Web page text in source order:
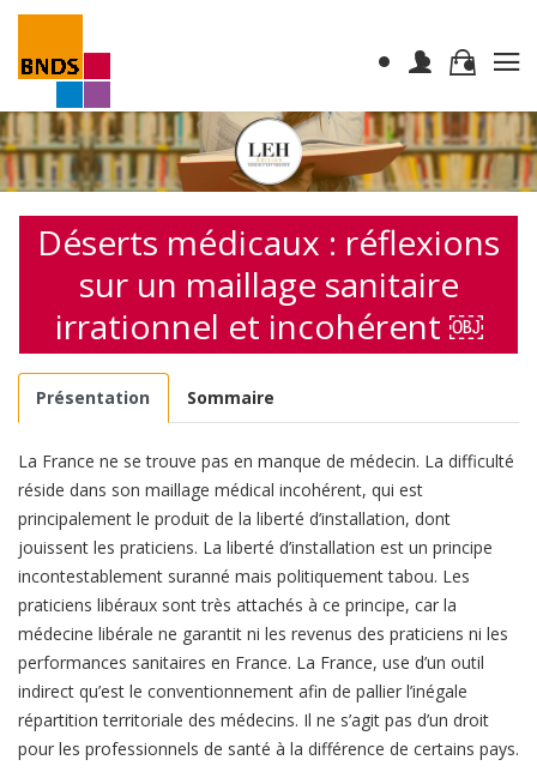
Déserts médicaux : réflexions
sur un maillage sanitaire
irrationnel et incohérent ￼
Présentation Sommaire
La France ne se trouve pas en manque de médecin. La difficulté
réside dans son maillage médical incohérent, qui est
principalement le produit de la liberté d’installation, dont
jouissent les praticiens. La liberté d’installation est un principe
incontestablement suranné mais politiquement tabou. Les
praticiens libéraux sont très attachés à ce principe, car la
médecine libérale ne garantit ni les revenus des praticiens ni les
performances sanitaires en France. La France, use d’un outil
indirect qu’est le conventionnement afin de pallier l’inégale
répartition territoriale des médecins. Il ne s’agit pas d’un droit
pour les professionnels de santé à la différence de certains pays.